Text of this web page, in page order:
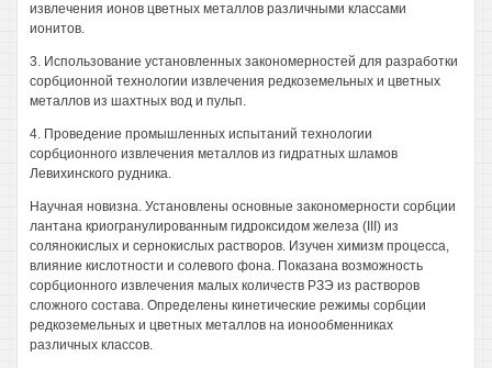
извлечения ионов цветных металлов различными классами
ионитов.
3. Использование установленных закономерностей для разработки
сорбционной технологии извлечения редкоземельных и цветных
металлов из шахтных вод и пульп.
4. Проведение промышленных испытаний технологии
сорбционного извлечения металлов из гидратных шламов
Левихинского рудника.
Научная новизна. Установлены основные закономерности сорбции
лантана криогранулированным гидроксидом железа (III) из
солянокислых и сернокислых растворов. Изучен химизм процесса,
влияние кислотности и солевого фона. Показана возможность
сорбционного извлечения малых количеств РЗЭ из растворов
сложного состава. Определены кинетические режимы сорбции
редкоземельных и цветных металлов на ионообменниках
различных классов.